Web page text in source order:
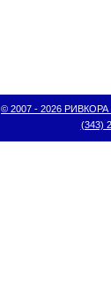
© 2007 - 2026 РИВКОРА
(343)